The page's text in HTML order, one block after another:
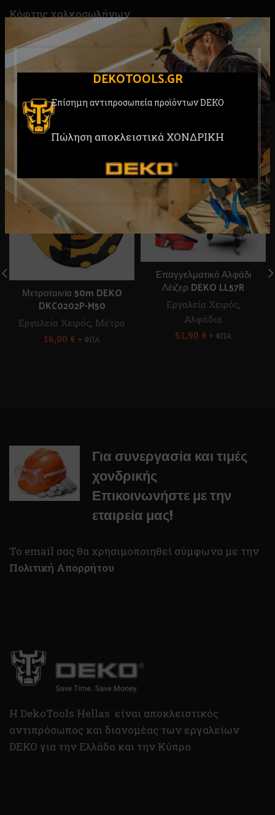
DEKOTOOLS.GR
Επίσημη αντιπροσωπεία προϊόντων DEKO
Πώληση αποκλειστικά ΧΟΝΔΡΙΚΗ
Κόφτης χαλκοσωλήνων
Διάμετρος κοπής: 3-35mm
RELATED PRODUCTS
Μετροταινία 50m DEKO
DKC0202P-M50
Εργαλεία Χειρός, Μέτρα
16,00 € + ΦΠΑ
Επαγγελματικό Αλφάδι
Λέιζερ DEKO LL57R
Εργαλεία Χειρός,
Αλφάδια
61,90 € + ΦΠΑ
Για συνεργασία και τιμές
χονδρικής
Επικοινωνήστε με την
εταιρεία μας!
To email σας θα χρησιμοποιηθεί σύμφωνα με την
Πολιτική Απορρήτου
H DekoTools Hellas είναι αποκλειστικός
αντιπρόσωπος και διανομέας των εργαλείων
DEKO για την Ελλάδα και την Κύπρο.